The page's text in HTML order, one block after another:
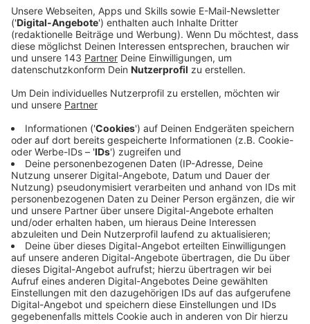
Ein Promi, keine Fragen und fünf
Gegenstände
Anzeige
Wenn ein Popstar, Comedian, Schauspieler oder
Politiker bei uns zu Besuch ist, stellt er sich auch dem
besonderen Video-Interview „Fünf für". Dabei wird
keine einzige Frage gestellt, sondern dem Gast
einfach fünf Dinge in die Hand gedrückt, zu denen er
das erzählt, was ihm als Erstes einfällt. Keine
Standardantworten, keine Promotionaussagen -
sondern ganz persönliche Geschichten - das ist „Fünf
für"!
Anzeige